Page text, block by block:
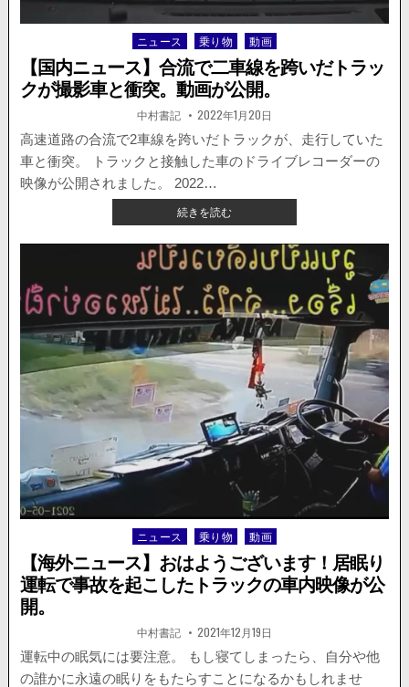
車
列
に
猛
ス
ピ
ー
ド
で
ト
ッ
突
っ
む。
4
人
が
死
亡。
Posted
in
ニュース 乗り物 動画
【国内ニュース】合流で二車線を跨いだトラッ
クが撮影車と衝突。動画が公開。
著
者:
中村書記 掲
載
日：
2022年1月20日
高速道路の合流で2車線を跨いだトラックが、走行していた
車と衝突。 トラックと接触した車のドライブレコーダーの
映像が公開されました。 2022…
続きを読む【国
内
ニ
ュ
ス】
合
流
で
二
を
跨
だ
ト
ッ
ク
が
撮
影
と
突。
動
Posted
in
ニュース 乗り物 動画
【海外ニュース】おはようございます！居眠り
運転で事故を起こしたトラックの車内映像が公
開。
著
者:
中村書記 掲
載
日：
2021年12月19日
運転中の眠気には要注意。 もし寝てしまったら、自分や他
の誰かに永遠の眠りをもたらすことになるかもしれませ